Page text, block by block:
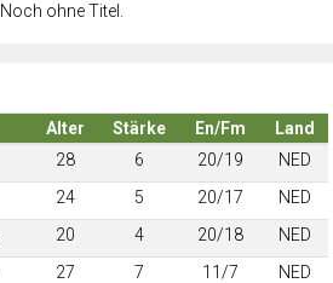
Noch ohne Titel.
Alter Stärke En/Fm
Land
28 6 20/19
NED
24 5 20/17
NED
20 4 20/18
NED
27 7 11/7
NED